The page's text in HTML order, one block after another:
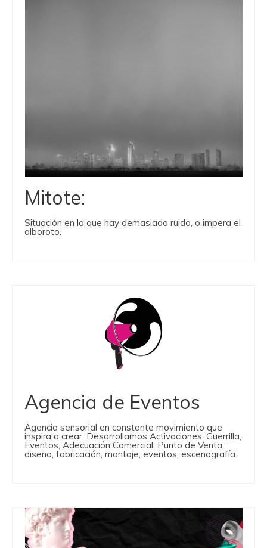
Mitote:
Situación en la que hay demasiado ruido, o impera el
alboroto.
Agencia de Eventos
Agencia sensorial en constante movimiento que
inspira a crear. Desarrollamos Activaciones, Guerrilla,
Eventos, Adecuación Comercial. Punto de Venta,
diseño, fabricación, montaje, eventos, escenografía.